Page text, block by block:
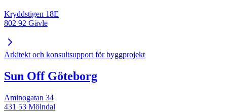
Kryddstigen 18E
802 92 Gävle
Arkitekt och konsultsupport för byggprojekt
Sun Off Göteborg
Aminogatan 34
431 53 Mölndal